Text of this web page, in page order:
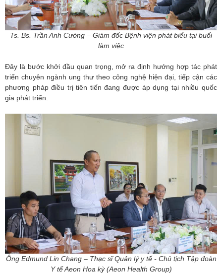
Ts. Bs. Trần Anh Cường – Giám đốc Bệnh viện phát biểu tại buổi
làm việc
Đây là bước khởi đầu quan trọng, mở ra định hướng hợp tác phát
triển chuyên ngành ung thư theo công nghệ hiện đại, tiếp cận các
phương pháp điều trị tiên tiến đang được áp dụng tại nhiều quốc
gia phát triển.
Ông Edmund Lin Chang – Thạc sĩ Quản lý y tế - Chủ tịch Tập đoàn
Y tế Aeon Hoa kỳ (Aeon Health Group)